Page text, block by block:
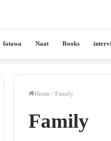
fatawa Naat Books
Home/Family
Family